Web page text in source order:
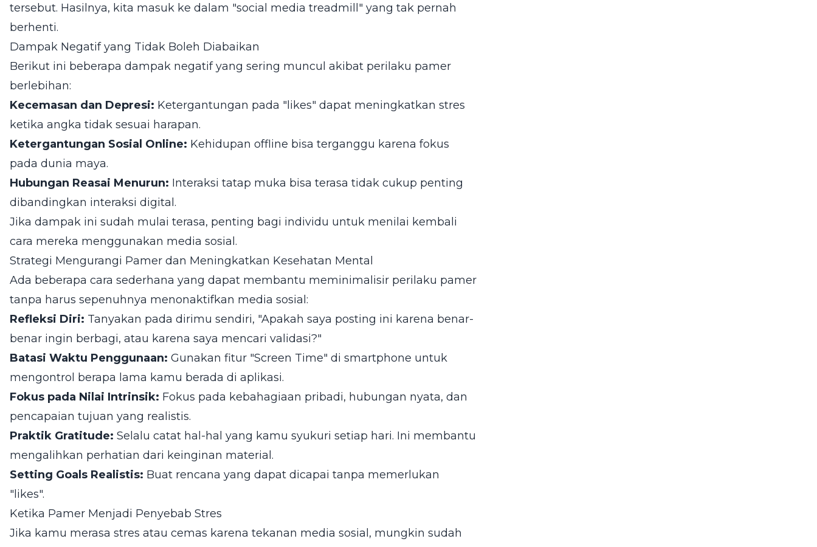
tersebut. Hasilnya, kita masuk ke dalam "social media treadmill" yang tak pernah
berhenti.
Dampak Negatif yang Tidak Boleh Diabaikan
Berikut ini beberapa dampak negatif yang sering muncul akibat perilaku pamer
berlebihan:
Kecemasan dan Depresi: Ketergantungan pada "likes" dapat meningkatkan stres
ketika angka tidak sesuai harapan.
Ketergantungan Sosial Online: Kehidupan offline bisa terganggu karena fokus
pada dunia maya.
Hubungan Reasai Menurun: Interaksi tatap muka bisa terasa tidak cukup penting
dibandingkan interaksi digital.
Jika dampak ini sudah mulai terasa, penting bagi individu untuk menilai kembali
cara mereka menggunakan media sosial.
Strategi Mengurangi Pamer dan Meningkatkan Kesehatan Mental
Ada beberapa cara sederhana yang dapat membantu meminimalisir perilaku pamer
tanpa harus sepenuhnya menonaktifkan media sosial:
Refleksi Diri: Tanyakan pada dirimu sendiri, "Apakah saya posting ini karena benar-
benar ingin berbagi, atau karena saya mencari validasi?"
Batasi Waktu Penggunaan: Gunakan fitur "Screen Time" di smartphone untuk
mengontrol berapa lama kamu berada di aplikasi.
Fokus pada Nilai Intrinsik: Fokus pada kebahagiaan pribadi, hubungan nyata, dan
pencapaian tujuan yang realistis.
Praktik Gratitude: Selalu catat hal-hal yang kamu syukuri setiap hari. Ini membantu
mengalihkan perhatian dari keinginan material.
Setting Goals Realistis: Buat rencana yang dapat dicapai tanpa memerlukan
"likes".
Ketika Pamer Menjadi Penyebab Stres
Jika kamu merasa stres atau cemas karena tekanan media sosial, mungkin sudah